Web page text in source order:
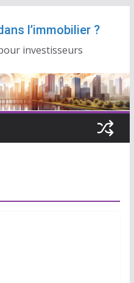
l’immobilier ?
investisseurs